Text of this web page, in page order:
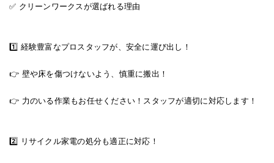
✅ クリーンワークスが選ばれる理由
1️⃣ 経験豊富なプロスタッフが、安全に運び出し！
👉 壁や床を傷つけないよう、慎重に搬出！
👉 力のいる作業もお任せください！スタッフが適切に対応します！
2️⃣ リサイクル家電の処分も適正に対応！